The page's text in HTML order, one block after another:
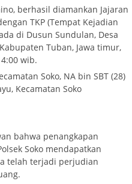
berhasil diamankan Jajaran
TKP (Tempat Kejadian
di Dusun Sundulan, Desa
Tuban, Jawa timur,
wib.
Soko, NA bin SBT (28)
Kecamatan Soko
bahwa penangkapan
Soko mendapatkan
telah terjadi perjudian